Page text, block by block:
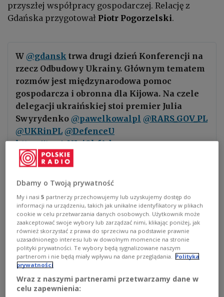
przyszłej współpracy gospodarczej. Relację z
Gdańska przygotował Piotr Pogorzelski.
W @gdansk trwa drugi dzień Konferencji na
rzecz Odbudowy Ukrainy. Głównym tematem
rozmów jest międzynarodowa pomoc
gospodarcza i obronna dla Kijowa. Na czele
delegacji ukraińskiej stoi premier Julia
Swyrydenko @pawelkowalpl @RARS_GOV_PL
@UKRinPL @DefenceU
https://t.co/zNJaiQkfAd
— Redakcja Polska Polskiego Radia dla Zagranicy
(@RadioZagranica)
W programie informujemy także o spotkaniu
przywódcówGrupy E5w Berlinie. Prezydent
Francji oraz premierzy Polski, Włoch i Wielkiej
Brytanii omawiali przygotowania do zbliżającego
się szczytu NATO w Ankarze oraz kwestie związane
z dalszym wsparciem Ukrainy i bezpieczeństwem
Europy.
Relacjonujemy również wizytę
Dbamy o Twoją prywatność
My i nasi5 partnerzy przechowujemy lub uzyskujemy dostęp do
informacji na urządzeniu, takich jak unikalne identyfikatory w plikach
cookie w celu przetwarzania danych osobowych. Użytkownik może
zaakceptować swoje wybory lub zarządzać nimi, klikając poniżej, jak
również skorzystać z prawa do sprzeciwu na podstawie prawnie
uzasadnionego interesu lub w dowolnym momencie na stronie
polityki prywatności. Te wybory będą sygnalizowane naszym
partnerom i nie będą miały wpływu na dane przeglądania. Polityka
prywatności
Wraz z naszymi partnerami przetwarzamy dane w
celu zapewnienia: